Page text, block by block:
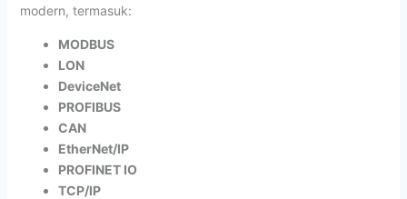
modern, termasuk:
MODBUS
LON
DeviceNet
PROFIBUS
CAN
EtherNet/IP
PROFINET IO
TCP/IP